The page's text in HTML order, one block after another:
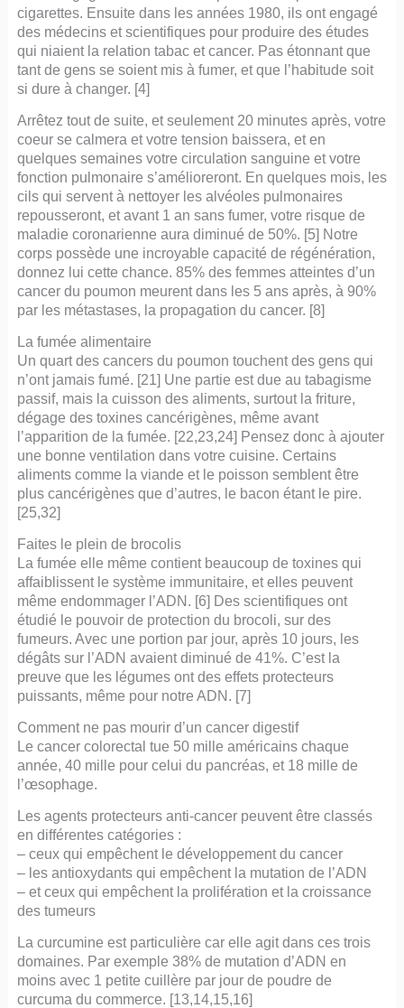
cigarettes. Ensuite dans les années 1980, ils ont engagé
des médecins et scientifiques pour produire des études
qui niaient la relation tabac et cancer. Pas étonnant que
tant de gens se soient mis à fumer, et que l’habitude soit
si dure à changer. [4]
Arrêtez tout de suite, et seulement 20 minutes après, votre
coeur se calmera et votre tension baissera, et en
quelques semaines votre circulation sanguine et votre
fonction pulmonaire s’amélioreront. En quelques mois, les
cils qui servent à nettoyer les alvéoles pulmonaires
repousseront, et avant 1 an sans fumer, votre risque de
maladie coronarienne aura diminué de 50%. [5] Notre
corps possède une incroyable capacité de régénération,
donnez lui cette chance. 85% des femmes atteintes d’un
cancer du poumon meurent dans les 5 ans après, à 90%
par les métastases, la propagation du cancer. [8]
La fumée alimentaire
Un quart des cancers du poumon touchent des gens qui
n’ont jamais fumé. [21] Une partie est due au tabagisme
passif, mais la cuisson des aliments, surtout la friture,
dégage des toxines cancérigènes, même avant
l’apparition de la fumée. [22,23,24] Pensez donc à ajouter
une bonne ventilation dans votre cuisine. Certains
aliments comme la viande et le poisson semblent être
plus cancérigènes que d’autres, le bacon étant le pire.
[25,32]
Faites le plein de brocolis
La fumée elle même contient beaucoup de toxines qui
affaiblissent le système immunitaire, et elles peuvent
même endommager l’ADN. [6] Des scientifiques ont
étudié le pouvoir de protection du brocoli, sur des
fumeurs. Avec une portion par jour, après 10 jours, les
dégâts sur l’ADN avaient diminué de 41%. C’est la
preuve que les légumes ont des effets protecteurs
puissants, même pour notre ADN. [7]
Comment ne pas mourir d’un cancer digestif
Le cancer colorectal tue 50 mille américains chaque
année, 40 mille pour celui du pancréas, et 18 mille de
l’œsophage.
Les agents protecteurs anti-cancer peuvent être classés
en différentes catégories :
– ceux qui empêchent le développement du cancer
– les antioxydants qui empêchent la mutation de l’ADN
– et ceux qui empêchent la prolifération et la croissance
des tumeurs
La curcumine est particulière car elle agit dans ces trois
domaines. Par exemple 38% de mutation d’ADN en
moins avec 1 petite cuillère par jour de poudre de
curcuma du commerce. [13,14,15,16]